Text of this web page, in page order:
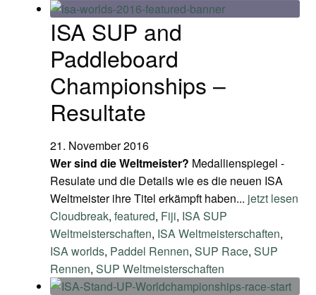
ISA SUP and
Paddleboard
Championships –
Resultate
21. November 2016
Wer sind die Weltmeister? Medallienspiegel -
Resulate und die Details wie es die neuen ISA
Weltmeister ihre Titel erkämpft haben... jetzt lesen
Cloudbreak, featured, Fiji, ISA SUP
Weltmeisterschaften, ISA Weltmeisterschaften,
ISA worlds, Paddel Rennen, SUP Race, SUP
Rennen, SUP Weltmeisterschaften